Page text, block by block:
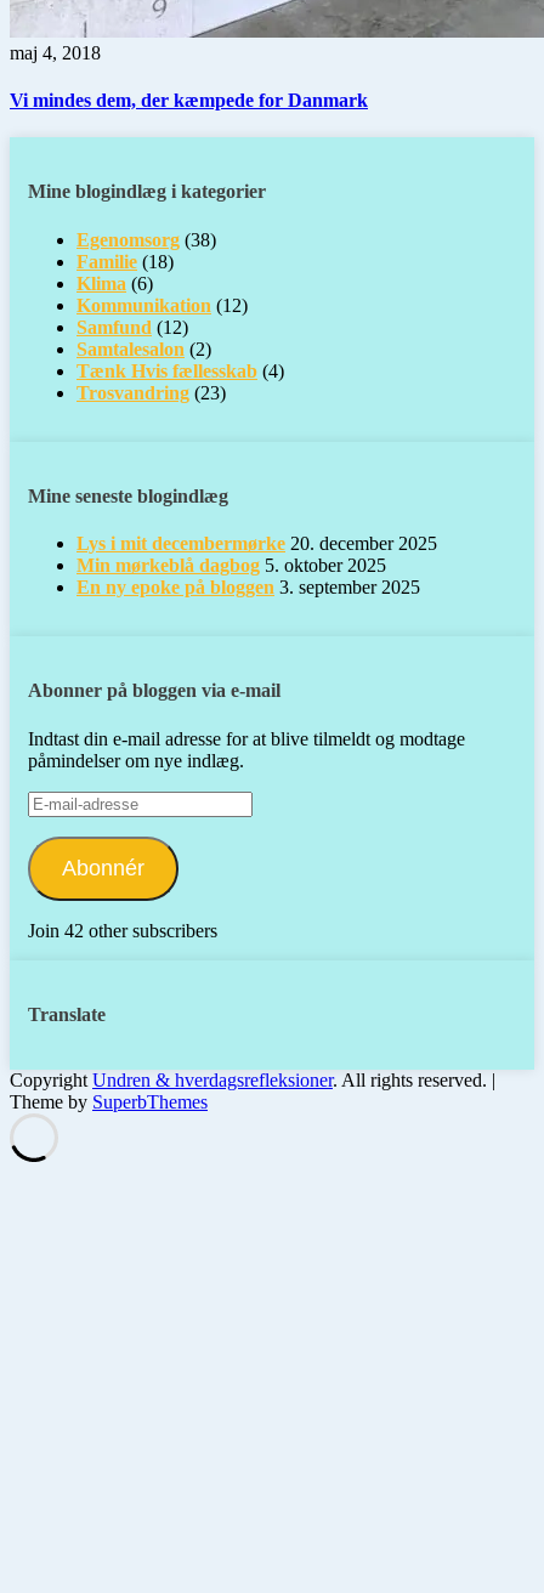
maj 4, 2018
Vi mindes dem, der kæmpede for Danmark
Mine blogindlæg i kategorier
Egenomsorg (38)
Familie (18)
Klima (6)
Kommunikation (12)
Samfund (12)
Samtalesalon (2)
Tænk Hvis fællesskab (4)
Trosvandring (23)
Mine seneste blogindlæg
Lys i mit decembermørke 20. december 2025
Min mørkeblå dagbog 5. oktober 2025
En ny epoke på bloggen 3. september 2025
Abonner på bloggen via e-mail
Indtast din e-mail adresse for at blive tilmeldt og modtage
påmindelser om nye indlæg.
E-
mail-
adresse
Abonnér
Join 42 other subscribers
Translate
Copyright Undren & hverdagsrefleksioner. All rights reserved. |
Theme by SuperbThemes